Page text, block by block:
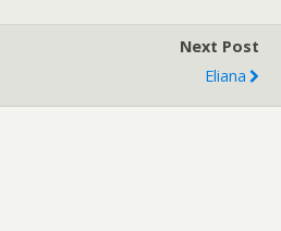
Next Post
Eliana